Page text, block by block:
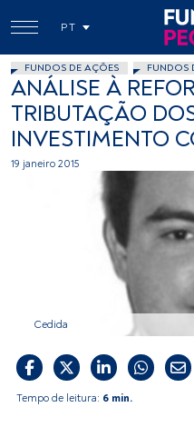
PT
FUNDOS DE AÇÕES FUNDOS
ANÁLISE À
TRIBUTAÇÃO
INVESTIMENTO
19 janeiro 2015
Cedida
Tempo de leitura: 6 min.